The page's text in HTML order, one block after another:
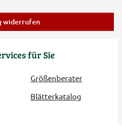
für Sie
Größenberater
Blätterkatalog
widerrufen